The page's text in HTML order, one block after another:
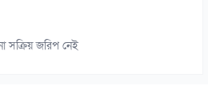
সক্রিয় জরিপ নেই